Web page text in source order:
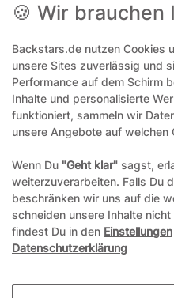
Wir antworten Ihnen
es evtl. zu Verzögerungen
07306 306239¹
Freitags am besten zwischen 8-12
¹Telefonieren zum üblichen
aus dem Mobilfunknetz können
*Alle Preise inkl. gesetzl.
🍪 Wir brauchen
Backstars.de nutzen Cookies
unsere Sites zuverlässig und
Performance auf dem Schirm
Inhalte und personalisierte
funktioniert, sammeln wir
unsere Angebote auf welchen
Wenn Du "Geht klar" sagst,
weiterzuverarbeiten. Falls Du
beschränken wir uns auf die
schneiden unsere Inhalte
findest Du in den Einstellungen
Datenschutzerklärung